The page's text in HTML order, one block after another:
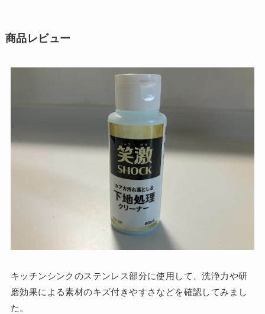
商品レビュー
キッチンシンクのステンレス部分に使用して、洗浄力や研
磨効果による素材のキズ付きやすさなどを確認してみまし
た。